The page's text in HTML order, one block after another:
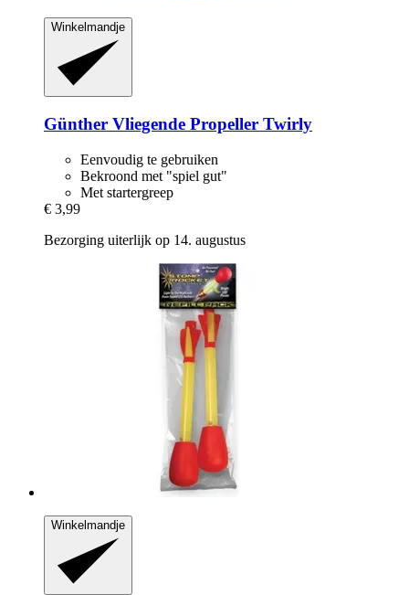
Winkelmandje
Günther Vliegende Propeller Twirly
Eenvoudig te gebruiken
Bekroond met "spiel gut"
Met startergreep
€ 3,99
Bezorging uiterlijk op 14. augustus
Winkelmandje